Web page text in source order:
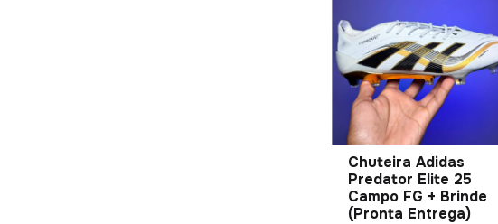
Chuteira Adidas
Predator Elite 25
Campo FG + Brinde
(Pronta Entrega)